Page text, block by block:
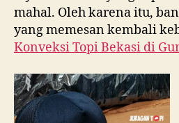
mahal. Oleh karena itu,
yang memesan kembali
Konveksi Topi Bekasi di